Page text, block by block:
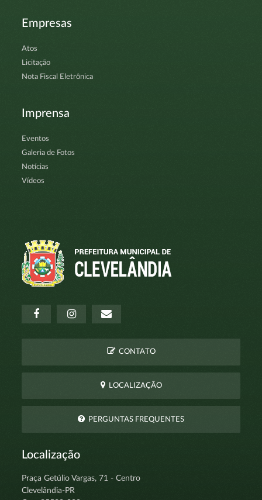
Empresas
Atos
Licitação
Nota Fiscal Eletrônica
Imprensa
Eventos
Galeria de Fotos
Notícias
Vídeos
CONTATO
LOCALIZAÇÃO
PERGUNTAS FREQUENTES
Localização
Praça Getúlio Vargas, 71 - Centro
Clevelândia-PR